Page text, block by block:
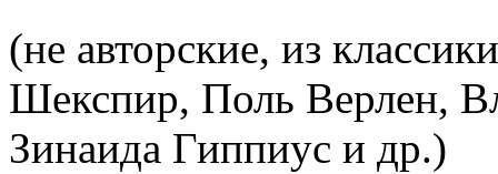
(не авторские, из
Шекспир, Поль Верлен,
Зинаида Гиппиус и др.)